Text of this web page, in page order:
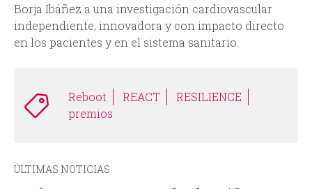
Borja Ibáñez a una investigación cardiovascular
independiente, innovadora y con impacto directo
en los pacientes y en el sistema sanitario.
Reboot REACT
RESILIENCE
premios
ÚLTIMAS NOTICIAS